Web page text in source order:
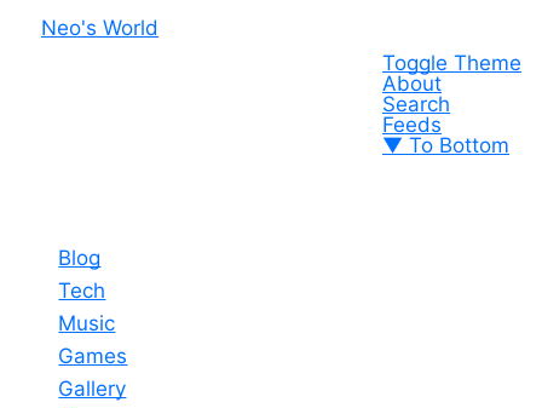
Neo's World
Toggle Theme
About
Search
Feeds
▼ To Bottom
Blog
Tech
Music
Games
Gallery